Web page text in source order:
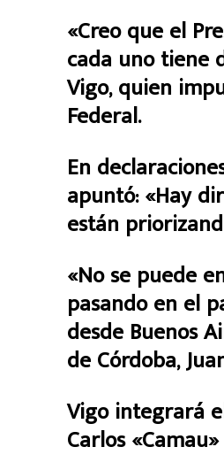
«Creo que el
cada uno tiene
Vigo, quien
Federal.
En
apuntó: «Hay
están
«​No se puede
pasando en el
desde Buenos
de Córdoba,
Vigo integrará
Carlos